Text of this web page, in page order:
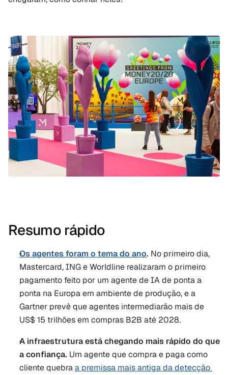
Resumo rápido
Os agentes foram o tema do ano. No primeiro dia,
Mastercard, ING e Worldline realizaram o primeiro
pagamento feito por um agente de IA de ponta a
ponta na Europa em ambiente de produção, e a
Gartner prevê que agentes intermediarão mais de
US$ 15 trilhões em compras B2B até 2028.
A infraestrutura está chegando mais rápido do que
a confiança. Um agente que compra e paga como
cliente quebra a premissa mais antiga da detecção